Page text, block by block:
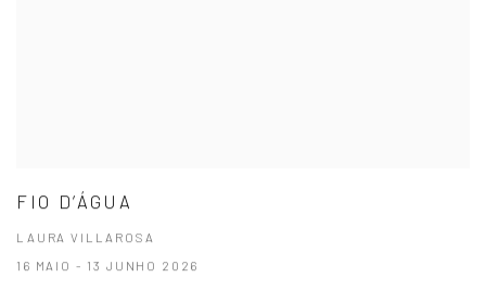
FIO D’ÁGUA
LAURA VILLAROSA
16 MAIO - 13 JUNHO 2026